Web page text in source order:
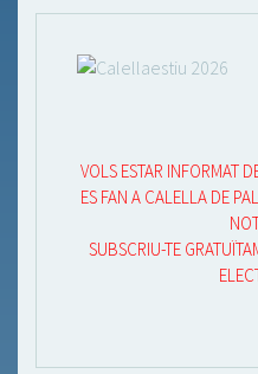
VOLS ESTAR INFORMAT
ES FAN A CALELLA DE
SUBSCRIU-TE